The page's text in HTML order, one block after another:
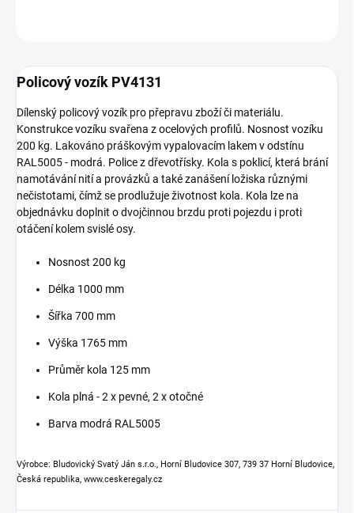
Policový vozík PV4131
Dílenský policový vozík pro přepravu zboží či materiálu.
Konstrukce vozíku svařena z ocelových profilů. Nosnost vozíku
200 kg. Lakováno práškovým vypalovacím lakem v odstínu
RAL5005 - modrá. Police z dřevotřísky. Kola s poklicí, která brání
namotávání nití a provázků a také zanášení ložiska různými
nečistotami, čímž se prodlužuje životnost kola. Kola lze na
objednávku doplnit o dvojčinnou brzdu proti pojezdu i proti
otáčení kolem svislé osy.
Nosnost 200 kg
Délka 1000 mm
Šířka 700 mm
Výška 1765 mm
Průměr kola 125 mm
Kola plná - 2 x pevné, 2 x otočné
Barva modrá RAL5005
Výrobce: Bludovický Svatý Ján s.r.o., Horní Bludovice 307, 739 37 Horní Bludovice,
Česká republika, www.ceskeregaly.cz